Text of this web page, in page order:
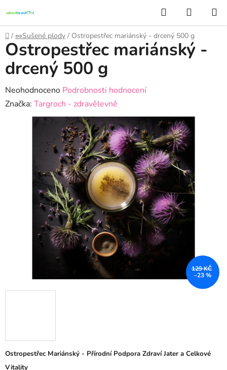
na
obsah
Hledat
KOŠÍK
Domů
/ 🥜Sušené plody / Ostropestřec mariánský - drcený 500 g
Ostropestřec Mariánský - Přírodní Podpora Zdraví Jater a Celkové
Vitality
Ostropestřec mariánský -
drcený 500 g
Průměrné
hodnocení
produktu
Neohodnoceno Podrobnosti hodnocení
Značka: Targroch - zdravělevně
129 KČ
–23 %